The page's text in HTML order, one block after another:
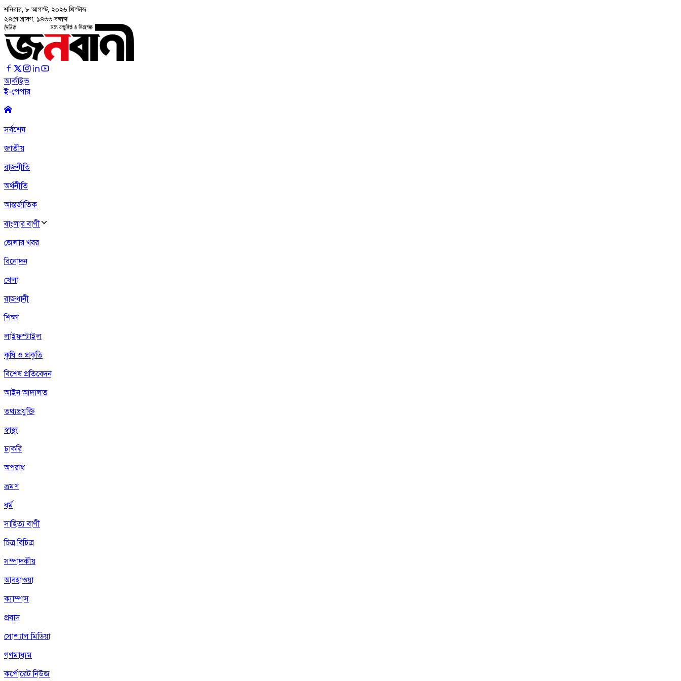
শনিবার, ৮ আগস্ট, ২০২৬ খ্রিস্টাব্দ
২৪শে শ্রাবণ, ১৪৩৩ বঙ্গাব্দ
আর্কাইভ
ই-পেপার
সর্বশেষ
জাতীয়
রাজনীতি
অর্থনীতি
আন্তর্জাতিক
বাংলার বাণী
জেলার খবর
বিনোদন
খেলা
রাজধানী
শিক্ষা
লাইফস্টাইল
কৃষি ও প্রকৃতি
বিশেষ প্রতিবেদন
আইন আদালত
তথ্যপ্রযুক্তি
স্বাস্থ্য
চাকরি
অপরাধ
ভ্রমণ
ধর্ম
সাহিত্য বাণী
চিত্র বিচিত্র
সম্পাদকীয়
আবহাওয়া
ক্যাম্পাস
প্রবাস
সোশ্যাল মিডিয়া
গণমাধ্যম
কর্পোরেট নিউজ